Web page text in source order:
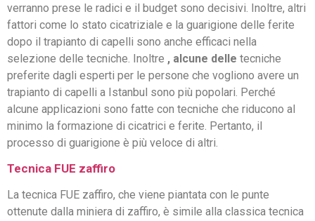
verranno prese le radici e il budget sono decisivi. Inoltre, altri
fattori come lo stato cicatriziale e la guarigione delle ferite
dopo il trapianto di capelli sono anche efficaci nella
selezione delle tecniche. Inoltre , alcune delle tecniche
preferite dagli esperti per le persone che vogliono avere un
trapianto di capelli a Istanbul sono più popolari. Perché
alcune applicazioni sono fatte con tecniche che riducono al
minimo la formazione di cicatrici e ferite. Pertanto, il
processo di guarigione è più veloce di altri.
Tecnica FUE zaffiro
La tecnica FUE zaffiro, che viene piantata con le punte
ottenute dalla miniera di zaffiro, è simile alla classica tecnica